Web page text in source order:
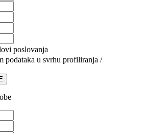
poslovanja
podataka u svrhu profiliranja /